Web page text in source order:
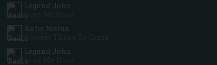
Legend John
Love Me Now
Katie Melua
Closest Thing To Crazy
Legend John
Love Me Now